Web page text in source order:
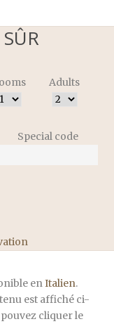
Adults
Special code
enItalien.
est affiché ci-
cliquer le